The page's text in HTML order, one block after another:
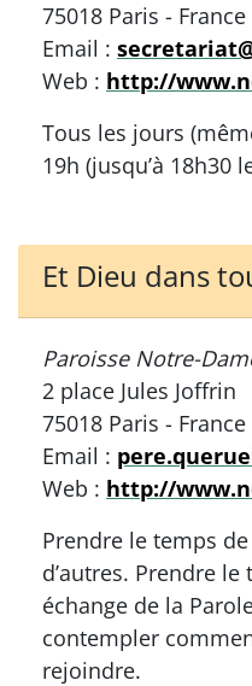
75018 Paris - France
Email :
Web : http://
Tous les jours
19h (jusqu’à 18h30
Et Dieu dans
Paroisse Notre-
2 place Jules Joffrin
75018 Paris - France
Email :
Web : http://
Prendre le temps
d’autres. Prendre le
échange de la
contempler
rejoindre.